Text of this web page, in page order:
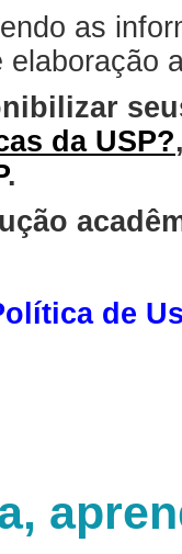
as
elaboração
da USP?
.
de